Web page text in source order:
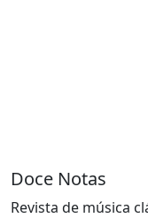
Doce Notas
Revista de música